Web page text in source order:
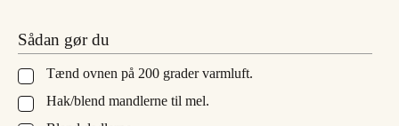
Sådan gør du
▢
Tænd ovnen på 200 grader varmluft.
▢
Hak/blend mandlerne til mel.